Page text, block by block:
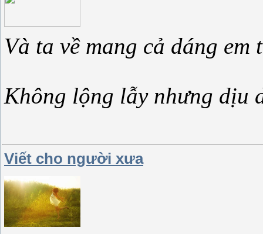
Và ta về mang cả dáng em
Không lộng lẫy nhưng dịu
Viết cho người xưa